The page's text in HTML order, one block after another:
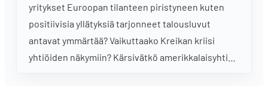
yritykset Euroopan tilanteen piristyneen kuten
positiivisia yllätyksiä tarjonneet talousluvut
antavat ymmärtää? Vaikuttaako Kreikan kriisi
yhtiöiden näkymiin? Kärsivätkö amerikkalaisyhtiöt